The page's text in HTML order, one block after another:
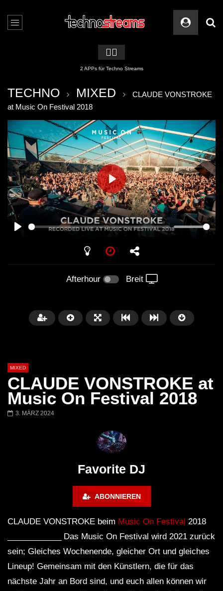
🏳️‍🌈
2 APPs für Techno Streams
TECHNO MIXED
CLAUDE VONSTROKE
at Music On Festival 2018
PLAY
Afterhour Breit
MIXED
CLAUDE VONSTROKE at
Music On Festival 2018
3. MÄRZ 2024
Favorite DJ
ABONNIEREN
CLAUDE VONSTROKE beim Music On Festival 2018
____________ Das Music On Festival wird 2021 zurück
sein; Gleiches Wochenende, gleicher Ort und gleiches
Lineup! Gemeinsam mit den Künstlern, die für das
nächste Jahr an Bord sind, und euch allen können wir